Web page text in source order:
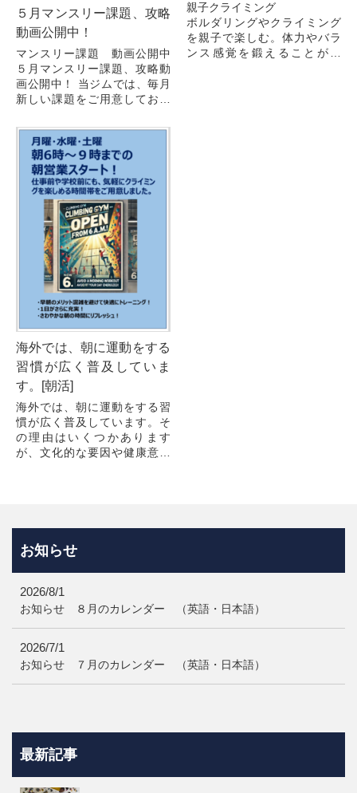
５月マンスリー課題、攻略
動画公開中！
マンスリー課題 動画公開中
５月マンスリー課題、攻略動
画公開中！ 当ジムでは、毎月
新しい課題をご用意しており
5月もバリエーション豊かなマ
ンスリー課題を
当店のセッターが心を込めて
作成し...
親子クライミング
ボルダリングやクライミング
を親子で楽しむ。体力やバラ
ンス感覚を鍛えることがで
海外では、朝に運動をする
習慣が広く普及していま
す。[朝活]
海外では、朝に運動をする習
慣が広く普及しています。そ
の理由はいくつかあります
が、文化的な要因や健康意識
お知らせ
2026/8/1
お知らせ ８月のカレンダー （英語・日本語）
2026/7/1
お知らせ ７月のカレンダー （英語・日本語）
最新記事